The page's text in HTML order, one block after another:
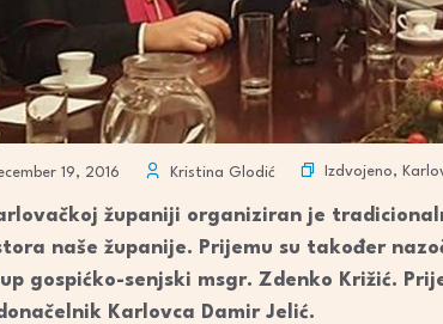
19, 2016 Kristina Glodić Izdvojeno,
županiji organiziran je
naše županije. Prijemu su također
gospićko-senjski msgr. Zdenko Križić.
Karlovca Damir Jelić.